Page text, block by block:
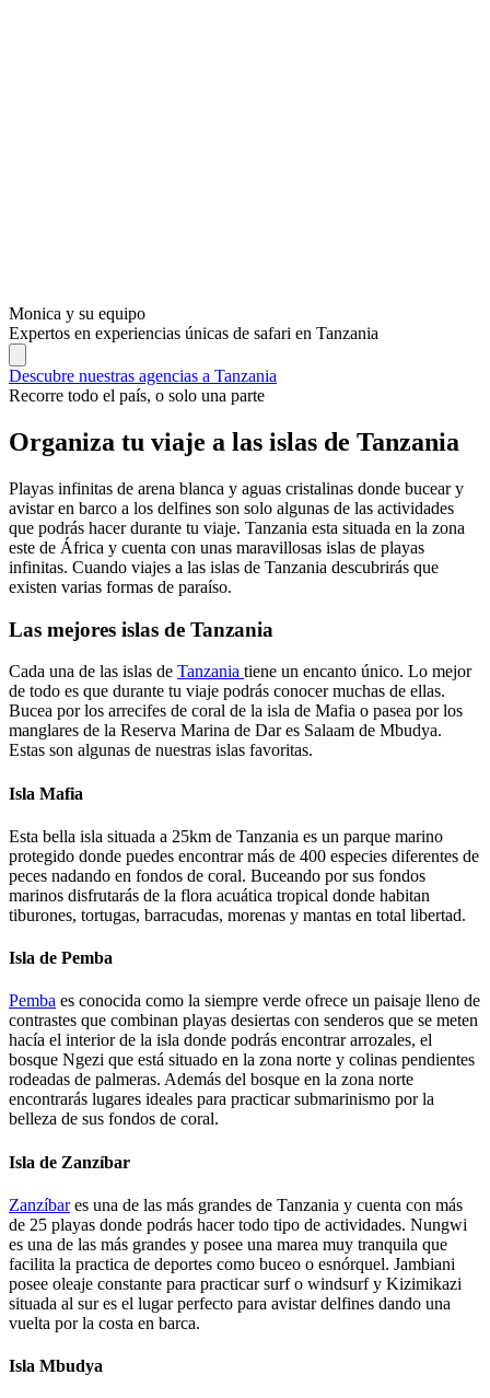
Monica y su equipo
Expertos en experiencias únicas de safari en Tanzania
Descubre nuestras agencias a Tanzania
Recorre todo el país, o solo una parte
Organiza tu viaje a las islas de Tanzania
Playas infinitas de arena blanca y aguas cristalinas donde bucear y
avistar en barco a los delfines son solo algunas de las actividades
que podrás hacer durante tu viaje. Tanzania esta situada en la zona
este de África y cuenta con unas maravillosas islas de playas
infinitas. Cuando viajes a las islas de Tanzania descubrirás que
existen varias formas de paraíso.
Las mejores islas de Tanzania
Cada una de las islas de Tanzania tiene un encanto único. Lo mejor
de todo es que durante tu viaje podrás conocer muchas de ellas.
Bucea por los arrecifes de coral de la isla de Mafia o pasea por los
manglares de la Reserva Marina de Dar es Salaam de Mbudya.
Estas son algunas de nuestras islas favoritas.
Isla Mafia
Esta bella isla situada a 25km de Tanzania es un parque marino
protegido donde puedes encontrar más de 400 especies diferentes de
peces nadando en fondos de coral. Buceando por sus fondos
marinos disfrutarás de la flora acuática tropical donde habitan
tiburones, tortugas, barracudas, morenas y mantas en total libertad.
Isla de Pemba
Pemba es conocida como la siempre verde ofrece un paisaje lleno de
contrastes que combinan playas desiertas con senderos que se meten
hacía el interior de la isla donde podrás encontrar arrozales, el
bosque Ngezi que está situado en la zona norte y colinas pendientes
rodeadas de palmeras. Además del bosque en la zona norte
encontrarás lugares ideales para practicar submarinismo por la
belleza de sus fondos de coral.
Isla de Zanzíbar
Zanzíbares una de las más grandes de Tanzania y cuenta con más
de 25 playas donde podrás hacer todo tipo de actividades. Nungwi
es una de las más grandes y posee una marea muy tranquila que
facilita la practica de deportes como buceo o esnórquel. Jambiani
posee oleaje constante para practicar surf o windsurf y Kizimikazi
situada al sur es el lugar perfecto para avistar delfines dando una
vuelta por la costa en barca.
Isla Mbudya